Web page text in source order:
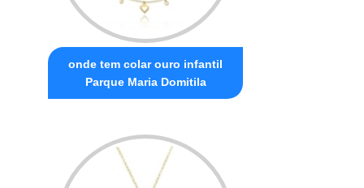
onde tem colar ouro infantil
Parque Maria Domitila